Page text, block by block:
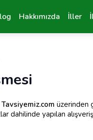
Hakkımızda İller
Tavsiyemiz.com üzerinden
dahilinde yapılan